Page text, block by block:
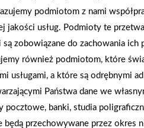
PSB Profi i sklepach PSB
na stronie https://
AKTUALNOŚCI
podmiotom z nami
jakości usług. Podmioty te
zobowiązane do zachowania ich
również podmiotom, które
usługami, a które są odrębnymi
Państwa dane we
pocztowe, banki, studia
będą przechowywane przez okres